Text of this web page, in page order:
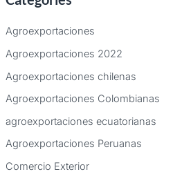
p
o
r
:
Agroexportaciones
Agroexportaciones 2022
Agroexportaciones chilenas
Agroexportaciones Colombianas
agroexportaciones ecuatorianas
Agroexportaciones Peruanas
Comercio Exterior